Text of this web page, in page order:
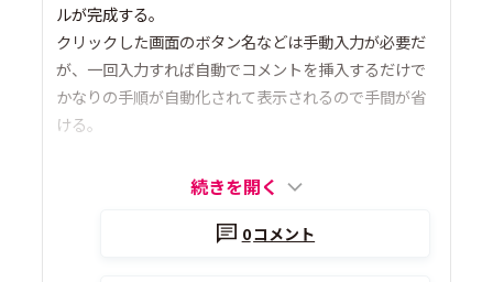
ルが完成する。
クリックした画面のボタン名などは手動入力が必要だ
が、一回入力すれば自動でコメントを挿入するだけで
かなりの手順が自動化されて表示されるので手間が省
ける。
続きを開く
0コメント